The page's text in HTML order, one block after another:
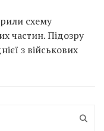
схему
частин. Підозру
з військових